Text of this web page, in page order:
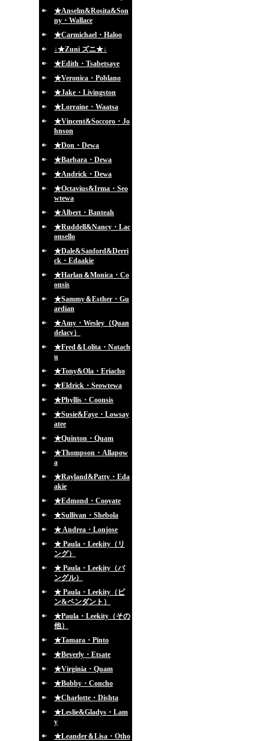
★Anselm&Rosita&Son
ny・Wallace
★Carmichael・Haloo
↓★Zuni ズニ★↓
★Edith・Tsabetsaye
★Veronica・Poblano
★Jake・Livingston
★Lorraine・Waatsa
★Vincent&Soccoro・Jo
hnson
★Don・Dewa
★Barbara・Dewa
★Andrick・Dewa
★Octavius&Irma・Seo
wtewa
★Albert・Banteah
★Ruddell&Nancy・Lac
onsello
★Dale&Sanford&Derri
ck・Edaakie
★Harlan＆Monica・Co
onsis
★Sammy＆Esther・Gu
ardian
★Amy・Wesley（Quan
delacy）
★Fred＆Lolita・Natach
u
★Tony&Ola・Eriacho
★Eldrick・Seowtewa
★Phyllis・Coonsis
★Susie&Faye・Lowsay
atee
★Quinton・Quam
★Thompson・Allapow
a
★Rayland&Patty・Eda
akie
★Edmond・Cooyate
★Sullivan・Shebola
★ Andrea・Lonjose
★ Paula・Leekity（リ
ング）
★ Paula・Leekity（バ
ングル）
★ Paula・Leekity（ピ
ン&ペンダント）
★Paula・Leekity（その
他）
★Tamara・Pinto
★Beverly・Etsate
★Virginia・Quam
★Bobby・Concho
★Charlotte・Dishta
★Leslie&Gladys・Lam
y
★Leander＆Lisa・Otho